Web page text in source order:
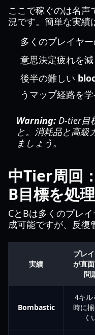
ここで稼ぐのは名声
況です。簡単な実績
多くのプレイヤ
意思決定疲れを
後半の難しい
うマップ経路を
Warning: D-tier目
と。消耗品と高級
ましょう。
中Tier周回
B目標を処
CとBは多くのプレ
成可能ですが、反復
実績
プレ
が直
問
Bombastic
4キル
時に
く